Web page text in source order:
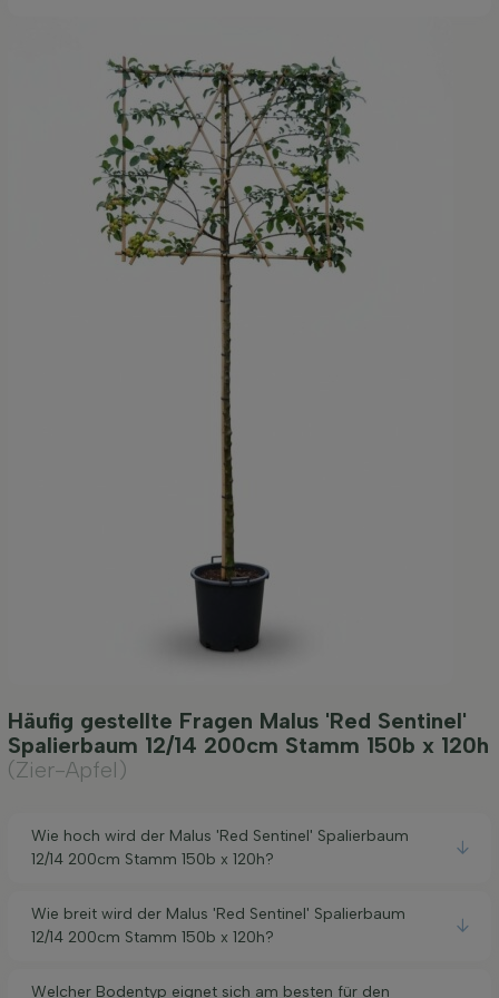
Häufig gestellte Fragen Malus 'Red Sentinel'
Spalierbaum 12/14 200cm Stamm 150b x 120h
(Zier-Apfel)
Wie hoch wird der Malus 'Red Sentinel' Spalierbaum
12/14 200cm Stamm 150b x 120h?
Wie breit wird der Malus 'Red Sentinel' Spalierbaum
12/14 200cm Stamm 150b x 120h?
Welcher Bodentyp eignet sich am besten für den